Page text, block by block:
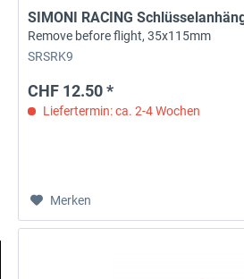
SIMONI RACING
Remove before flight, 35x115mm
SRSRK9
CHF 12.50 *
Liefertermin: ca. 2-4 Wochen
Merken